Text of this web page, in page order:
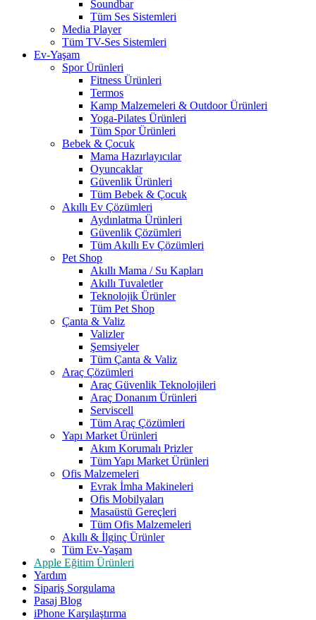
Soundbar
Tüm Ses Sistemleri
Media Player
Tüm TV-Ses Sistemleri
Ev-Yaşam
Spor Ürünleri
Fitness Ürünleri
Termos
Kamp Malzemeleri & Outdoor Ürünleri
Yoga-Pilates Ürünleri
Tüm Spor Ürünleri
Bebek & Çocuk
Mama Hazırlayıcılar
Oyuncaklar
Güvenlik Ürünleri
Tüm Bebek & Çocuk
Akıllı Ev Çözümleri
Aydınlatma Ürünleri
Güvenlik Çözümleri
Tüm Akıllı Ev Çözümleri
Pet Shop
Akıllı Mama / Su Kapları
Akıllı Tuvaletler
Teknolojik Ürünler
Tüm Pet Shop
Çanta & Valiz
Valizler
Şemsiyeler
Tüm Çanta & Valiz
Araç Çözümleri
Araç Güvenlik Teknolojileri
Araç Donanım Ürünleri
Serviscell
Tüm Araç Çözümleri
Yapı Market Ürünleri
Akım Korumalı Prizler
Tüm Yapı Market Ürünleri
Ofis Malzemeleri
Evrak İmha Makineleri
Ofis Mobilyaları
Masaüstü Gereçleri
Tüm Ofis Malzemeleri
Akıllı & İlginç Ürünler
Tüm Ev-Yaşam
Apple Eğitim Ürünleri
Yardım
Sipariş Sorgulama
Pasaj Blog
iPhone Karşılaştırma